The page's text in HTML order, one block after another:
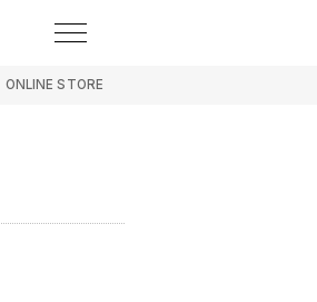
ONLINE STORE